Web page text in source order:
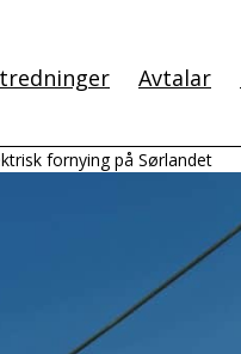
Avtalar
fornying på Sørlandet